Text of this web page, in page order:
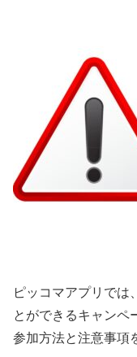
ピッコマアプリでは
とができるキャンペ
参加方法と注意事項